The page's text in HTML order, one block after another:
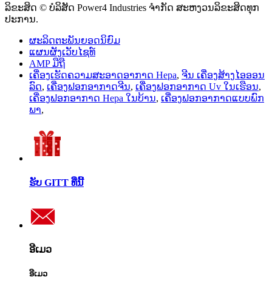
ລິຂະສິດ © ບໍລິສັດ Power4 Industries ຈຳກັດ ສະຫງວນລິຂະສິດທຸກ
ປະການ.
ຜະລິດຕະພັນຍອດນິຍົມ
ແຜນຜັງເວັບໄຊທ໌
AMP ມືຖື
ເຄື່ອງເຮັດຄວາມສະອາດອາກາດ Hepa, ຈີນ ເຄື່ອງສ້າງໄອອອນ
ລົດ, ເຄື່ອງຟອກອາກາດຈີນ, ເຄື່ອງຟອກອາກາດ Uv ໃນເຮືອນ,
ເຄື່ອງຟອກອາກາດ Hepa ໃນບ້ານ, ເຄື່ອງຟອກອາກາດແບບພົກ
ພາ,
ຮັບ GITT ທີ່ນີ້
ອີເມວ
ອີເມວ